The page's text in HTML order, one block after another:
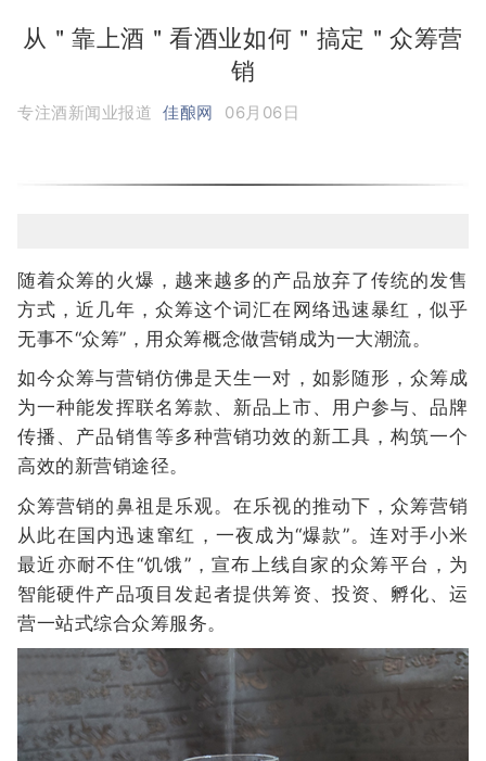
从＂靠上酒＂看酒业如何＂搞定＂众筹营
销
专注酒新闻业报道 佳酿网 06月06日
随着众筹的火爆，越来越多的产品放弃了传统的发售
方式，近几年，众筹这个词汇在网络迅速暴红，似乎
无事不“众筹”，用众筹概念做营销成为一大潮流。
如今众筹与营销仿佛是天生一对，如影随形，众筹成
为一种能发挥联名筹款、新品上市、用户参与、品牌
传播、产品销售等多种营销功效的新工具，构筑一个
高效的新营销途径。
众筹营销的鼻祖是乐观。在乐视的推动下，众筹营销
从此在国内迅速窜红，一夜成为“爆款”。连对手小米
最近亦耐不住“饥饿”，宣布上线自家的众筹平台，为
智能硬件产品项目发起者提供筹资、投资、孵化、运
营一站式综合众筹服务。